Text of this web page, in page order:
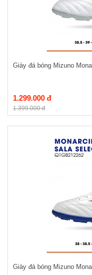
Giày đá bóng Mizuno
1.299.000 đ
1.399.000 đ
Giày đá bóng Mizuno